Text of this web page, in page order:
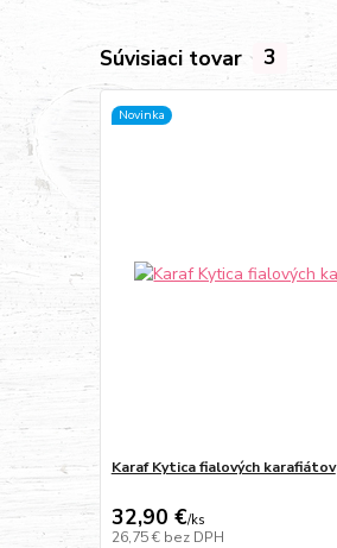
Súvisiaci tovar 3
Novinka
Karaf Kytica fialových karafiátov
32,90 €/ks
26,75 € bez DPH